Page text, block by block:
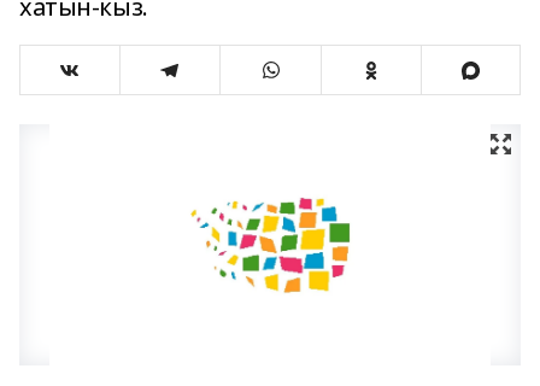
хатын-кыз.